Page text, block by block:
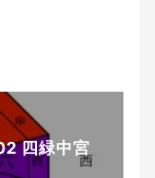
四緑中宮